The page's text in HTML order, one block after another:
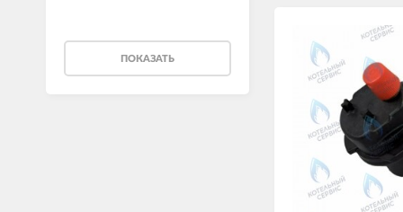
ПОКАЗАТЬ